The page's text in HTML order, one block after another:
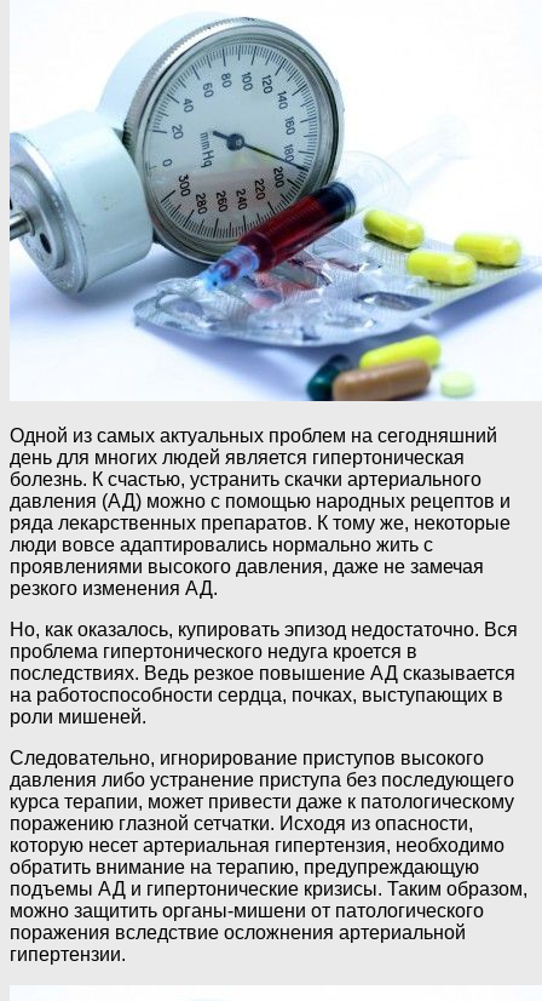
Одной из самых актуальных проблем на сегодняшний
день для многих людей является гипертоническая
болезнь. К счастью, устранить скачки артериального
давления (АД) можно с помощью народных рецептов и
ряда лекарственных препаратов. К тому же, некоторые
люди вовсе адаптировались нормально жить с
проявлениями высокого давления, даже не замечая
резкого изменения АД.
Но, как оказалось, купировать эпизод недостаточно. Вся
проблема гипертонического недуга кроется в
последствиях. Ведь резкое повышение АД сказывается
на работоспособности сердца, почках, выступающих в
роли мишеней.
Следовательно, игнорирование приступов высокого
давления либо устранение приступа без последующего
курса терапии, может привести даже к патологическому
поражению глазной сетчатки. Исходя из опасности,
которую несет артериальная гипертензия, необходимо
обратить внимание на терапию, предупреждающую
подъемы АД и гипертонические кризисы. Таким образом,
можно защитить органы-мишени от патологического
поражения вследствие осложнения артериальной
гипертензии.